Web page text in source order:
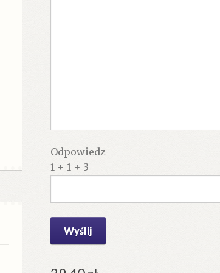
Odpowiedz
1 + 1 + 3